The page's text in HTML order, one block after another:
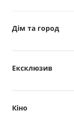
Дім та город
Ексклюзив
Кіно